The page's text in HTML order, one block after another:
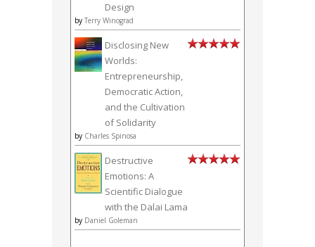
Design
by Terry Winograd
Disclosing New
Worlds:
Entrepreneurship,
Democratic Action,
and the Cultivation
of Solidarity
by Charles Spinosa
Destructive
Emotions: A
Scientific Dialogue
with the Dalai Lama
by Daniel Goleman